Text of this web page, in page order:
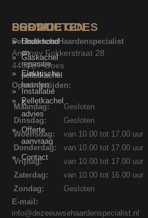
SERVICE
Onderhoud
en
reparatie
pelletkachel
Installatie
&
advies
Offerte
aanvraag
Contact
PRODUCTEN
Houtkachel
Gaskachel
Elektrische
haarden
Pelletkachel
LOCATIE GOES
De Zeeuwse Haardenspecialist
Anthony Fokkerstraat 28
4462ET Goes
Openingstijden:
Maandag:
Gesloten
Dinsdag:
Gesloten
Woensdag:
van 10.00 tot 17.00 uur
Donderdag:
van 10.00 tot 17.00 uur
Vrijdag:
van 10.00 tot 17.00 uur
Zaterdag:
van 10.00 tot 16.00 uur
Zondag:
Gesloten
E-mail:
info@dezeeuwsehaardenspecialist.nl